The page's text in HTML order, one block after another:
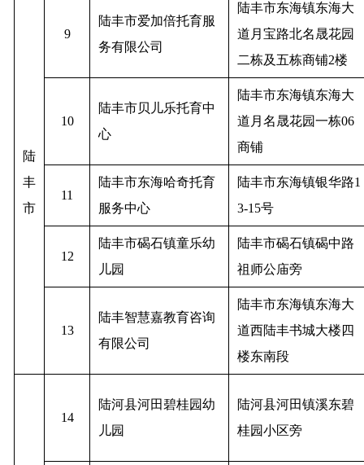
陆
丰
市
9
陆丰市爱加倍托育服
务有限公司
陆丰市东海镇东海大
道月宝路北名晟花园
二栋及五栋商铺2楼
10
陆丰市贝儿乐托育中
心
陆丰市东海镇东海大
道月名晟花园一栋06
商铺
11
陆丰市东海哈奇托育
服务中心
陆丰市东海镇银华路1
3-15号
12
陆丰市碣石镇童乐幼
儿园
陆丰市碣石镇碣中路
祖师公庙旁
13
陆丰智慧嘉教育咨询
有限公司
陆丰市东海镇东海大
道西陆丰书城大楼四
楼东南段
14
陆河县河田碧桂园幼
儿园
陆河县河田镇溪东碧
桂园小区旁